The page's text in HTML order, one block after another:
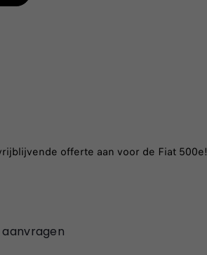
offerte aan voor de Fiat 500e!